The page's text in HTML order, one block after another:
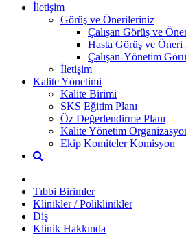
İletişim
Görüş ve Önerileriniz
Çalışan Görüş ve
Hasta Görüş ve Öneri
Çalışan-Yönetim
İletişim
Kalite Yönetimi
Kalite Birimi
SKS Eğitim Planı
Öz Değerlendirme Planı
Kalite Yönetim
Ekip Komiteler Komisyon
Tıbbi Birimler
Klinikler / Poliklinikler
Diş
Klinik Hakkında